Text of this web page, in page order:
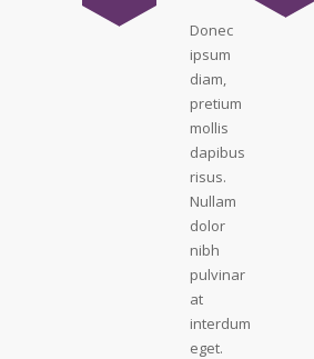
Donec
ipsum
diam,
pretium
mollis
dapibus
risus.
Nullam
dolor
nibh
pulvinar
at
interdum
eget.